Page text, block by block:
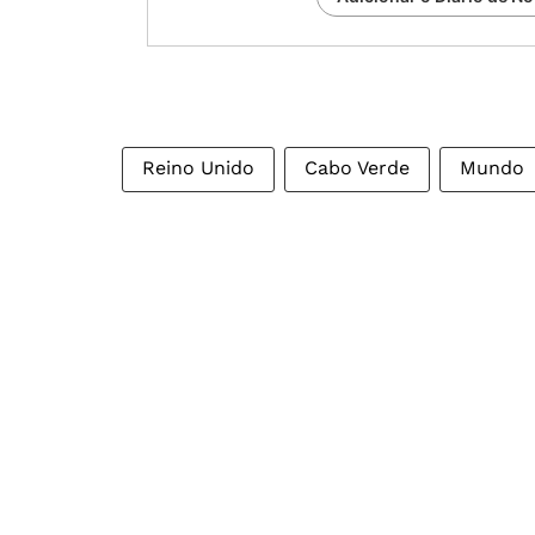
Reino Unido Cabo Verde Mundo